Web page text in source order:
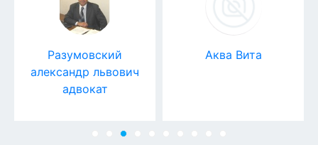
Разумовский
александр львович
адвокат
Аква Вита